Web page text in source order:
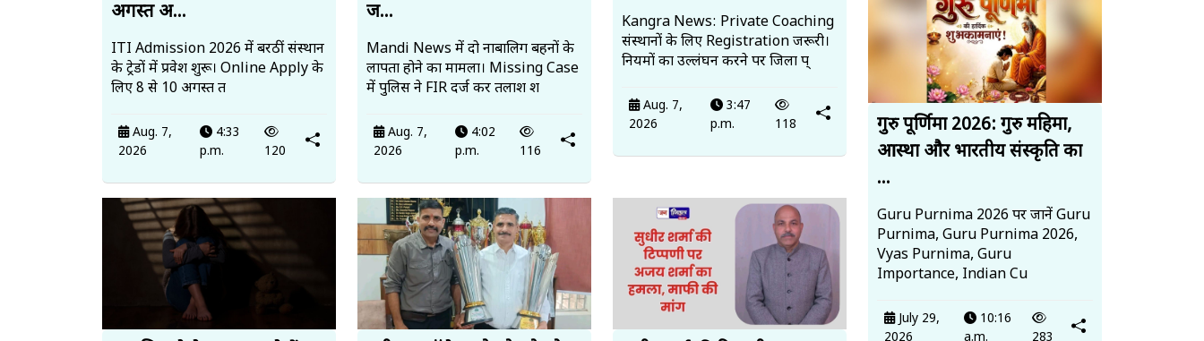
अगस्त अ...
ITI Admission 2026 में बरठीं संस्थान
के ट्रेडों में प्रवेश शुरू। Online Apply के
लिए 8 से 10 अगस्त त
Aug. 7,
2026
4:33
p.m.
120
ज...
Mandi News में दो नाबालिग बहनों के
लापता होने का मामला। Missing Case
में पुलिस ने FIR दर्ज कर तलाश श
Aug. 7,
2026
4:02
p.m.
116
Kangra News: Private Coaching
संस्थानों के लिए Registration जरूरी।
नियमों का उल्लंघन करने पर जिला प्
Aug. 7,
2026
3:47
p.m.
118
गुरु पूर्णिमा 2026: गुरु महिमा,
आस्था और भारतीय संस्कृति का
...
Guru Purnima 2026 पर जानें Guru
Purnima, Guru Purnima 2026,
Vyas Purnima, Guru
Importance, Indian Cu
July 29,
10:16